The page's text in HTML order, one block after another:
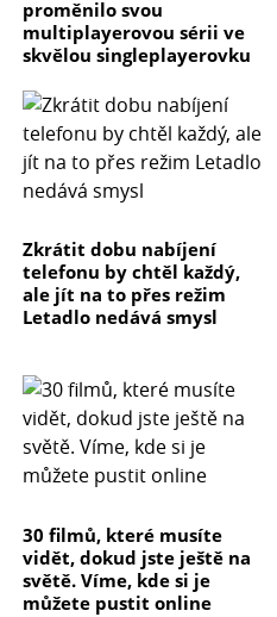
proměnilo svou
multiplayerovou sérii ve
skvělou singleplayerovku
Zkrátit dobu nabíjení
telefonu by chtěl každý,
ale jít na to přes režim
Letadlo nedává smysl
30 filmů, které musíte
vidět, dokud jste ještě na
světě. Víme, kde si je
můžete pustit online